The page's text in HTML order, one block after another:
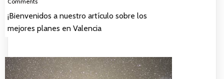
¡Bienvenidos a nuestro artículo sobre los
mejores planes en Valencia